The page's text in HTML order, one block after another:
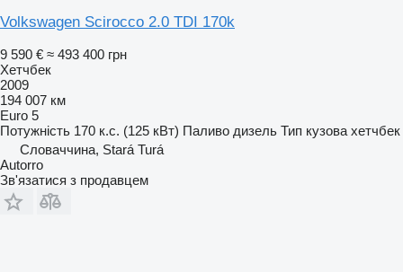
Volkswagen Scirocco 2.0 TDI 170k
9 590 € ≈ 493 400 грн
Хетчбек
2009
194 007 км
Euro 5
Потужність 170 к.с. (125 кВт) Паливо дизель Тип кузова хетчбек
Словаччина, Stará Turá
Autorro
Зв'язатися з продавцем